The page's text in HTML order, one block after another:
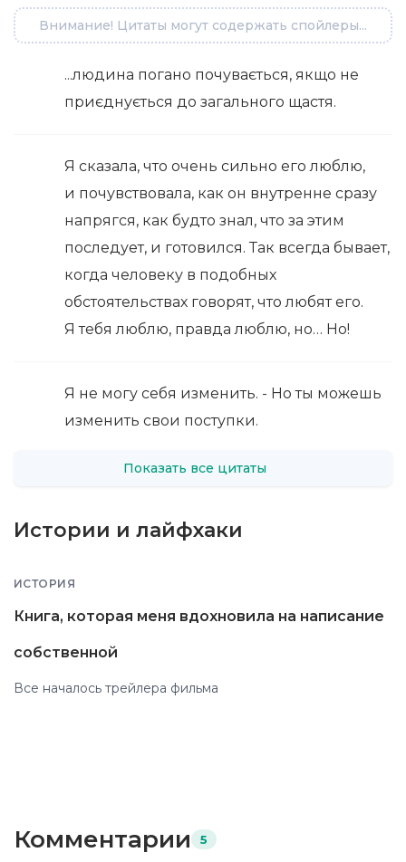
Внимание! Цитаты могут содержать спойлеры...
...людина погано почувається, якщо не
приєднується до загального щастя.
Я сказала, что очень сильно его люблю,
и почувствовала, как он внутренне сразу
напрягся, как будто знал, что за этим
последует, и готовился. Так всегда бывает,
когда человеку в подобных
обстоятельствах говорят, что любят его.
Я тебя люблю, правда люблю, но… Но!
Я не могу себя изменить. - Но ты можешь
изменить свои поступки.
Показать все цитаты
Истории и лайфхаки
ИСТОРИЯ
Книга, которая меня вдохновила на написание
собственной
Все началось трейлера фильма
Комментарии 5